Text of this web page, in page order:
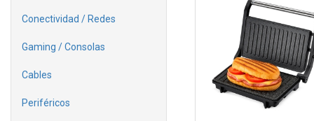
Conectividad / Redes
Gaming / Consolas
Cables
Periféricos